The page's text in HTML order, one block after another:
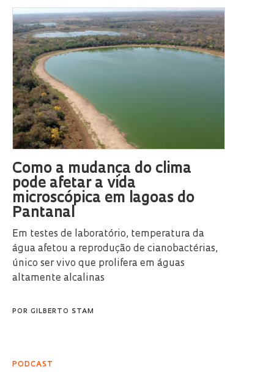
Como a mudança do clima
pode afetar a vida
microscópica em lagoas do
Pantanal
Em testes de laboratório, temperatura da
água afetou a reprodução de cianobactérias,
único ser vivo que prolifera em águas
altamente alcalinas
POR GILBERTO STAM
PODCAST